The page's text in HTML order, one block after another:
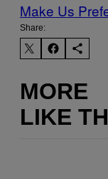
Make Us
Share:
MORE
LIKE